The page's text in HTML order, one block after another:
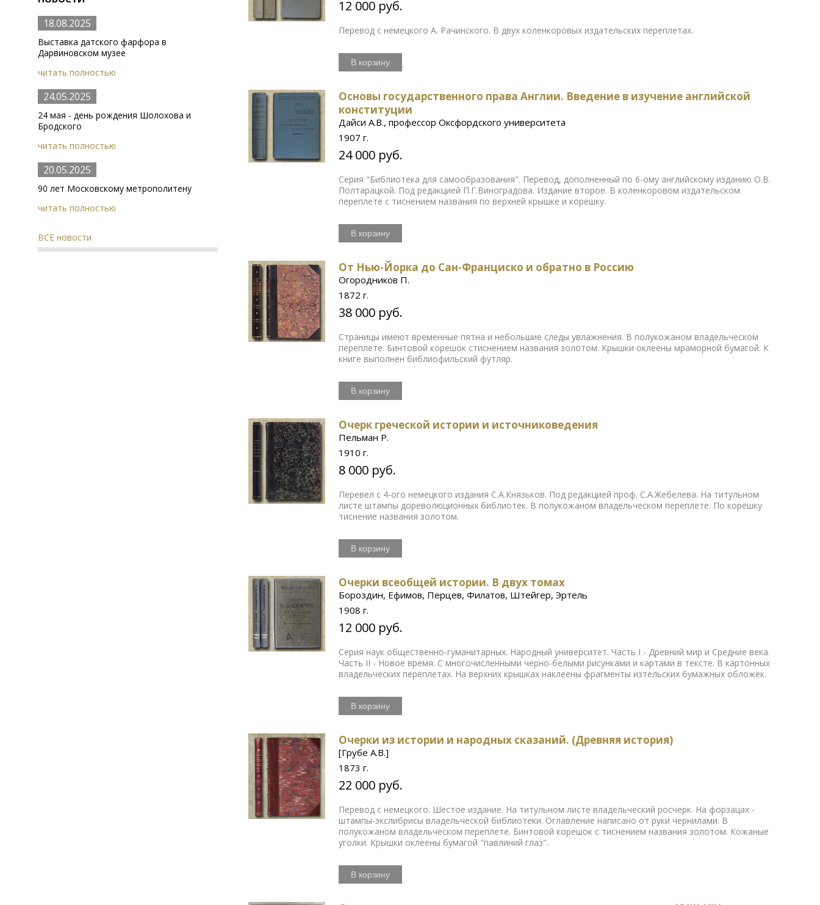
18.08.2025
Выставка датского фарфора в
Дарвиновском музее
читать полностью
24.05.2025
24 мая - день рождения Шолохова и
Бродского
читать полностью
20.05.2025
90 лет Московскому метрополитену
читать полностью
ВСЕ новости
12 000 руб.
Перевод с немецкого А. Рачинского. В двух коленкоровых издательских переплетах.
В корзину
Основы государственного права Англии. Введение в изучение английской
конституции
Дайси А.В., профессор Оксфордского университета
1907 г.
24 000 руб.
Серия "Библиотека для самообразования". Перевод, дополненный по 6-ому английскому изданию О.В.
Полтарацкой. Под редакцией П.Г.Виноградова. Издание второе. В коленкоровом издательском
переплете с тиснением названия по верхней крышке и корешку.
В корзину
От Нью-Йорка до Сан-Франциско и обратно в Россию
Огородников П.
1872 г.
38 000 руб.
Страницы имеют временные пятна и небольшие следы увлажнения. В полукожаном владельческом
переплете. Бинтовой корешок стиснением названия золотом. Крышки оклеены мраморной бумагой. К
книге выполнен библиофильский футляр.
В корзину
Очерк греческой истории и источниковедения
Пельман Р.
1910 г.
8 000 руб.
Перевел с 4-ого немецкого издания С.А.Князьков. Под редакцией проф. С.А.Жебелева. На титульном
листе штампы дореволюционных библиотек. В полукожаном владельческом переплете. По корешку
тиснение названия золотом.
В корзину
Очерки всеобщей истории. В двух томах
Бороздин, Ефимов, Перцев, Филатов, Штейгер, Эртель
1908 г.
12 000 руб.
Серия наук общественно-гуманитарных. Народный университет. Часть I - Древний мир и Средние века.
Часть II - Новое время. С многочисленными черно-белыми рисунками и картами в тексте. В картонных
владельческих переплетах. На верхних крышках наклеены фрагменты изтельских бумажных обложек.
В корзину
Очерки из истории и народных сказаний. (Древняя история)
[Грубе А.В.]
1873 г.
22 000 руб.
Перевод с немецкого. Шестое издание. На титульном листе владельческий росчерк. На форзацах -
штампы-экслибрисы владельческой библиотеки. Оглавление написано от руки чернилами. В
полукожаном владельческом переплете. Бинтовой корешок с тиснением названия золотом. Кожаные
уголки. Крышки оклеены бумагой "павлиний глаз".
В корзину